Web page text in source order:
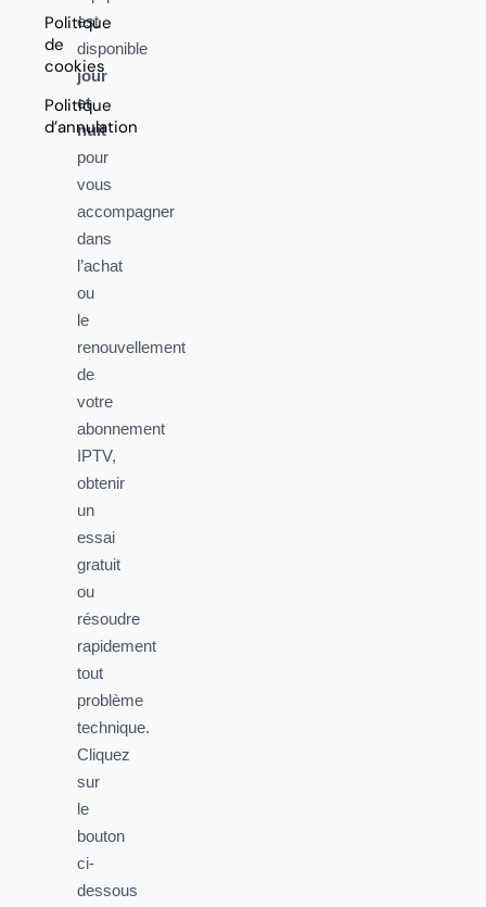
Politique
de
cookies
Politique
d’annulation
est
disponible
jour
et
nuit
pour
vous
accompagner
dans
l’achat
ou
le
renouvellement
de
votre
abonnement
IPTV,
obtenir
un
essai
gratuit
ou
résoudre
rapidement
tout
problème
technique.
Cliquez
sur
le
bouton
ci-
dessous